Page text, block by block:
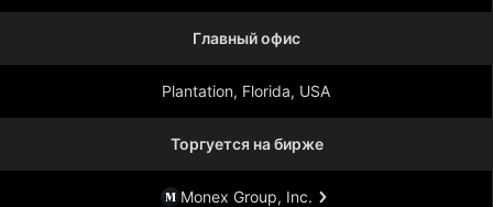
Главный офис
Plantation, Florida, USA
Торгуется на бирже
Monex Group, Inc.